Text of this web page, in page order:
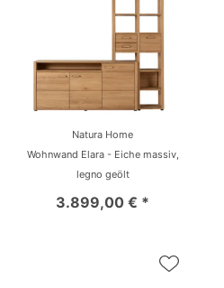
Natura Home
Wohnwand Elara - Eiche massiv,
legno geölt
3.899,00 € *